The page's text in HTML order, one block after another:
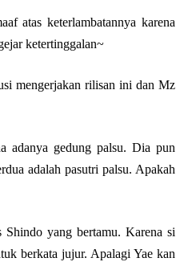
atas keterlambatannya karena
ketertinggalan~
mengerjakan rilisan ini dan Mz
adanya gedung palsu. Dia pun
adalah pasutri palsu. Apakah
yang bertamu. Karena si
berkata jujur. Apalagi Yae kan